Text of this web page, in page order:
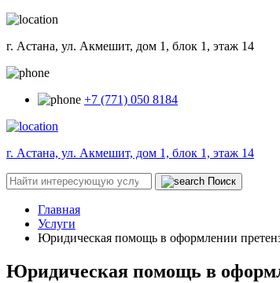
г. Астана, ул. Акмешит, дом 1, блок 1, этаж 14
+7 (771) 050 8184
г. Астана, ул. Акмешит, дом 1, блок 1, этаж 14
Поиск
Главная
Услуги
Юридическая помощь в оформлении
Юридическая помощь в